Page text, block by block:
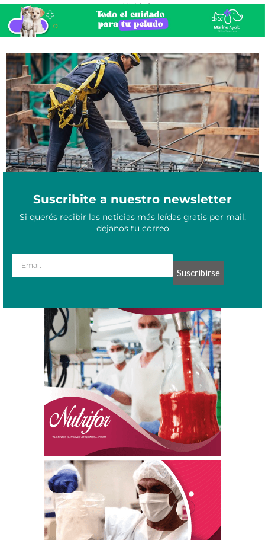
- Publicidad -
Infraestructura en Formosa: más de 350 obras avanzan con
recursos locales
Mayo 6, 2024
Suscribite a nuestro newsletter
Si querés recibir las noticias más leídas gratis por mail,
dejanos tu correo
Suscribirse